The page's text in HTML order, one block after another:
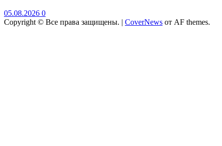
05.08.2026 0
Copyright © Все права защищены. | CoverNews от AF themes.